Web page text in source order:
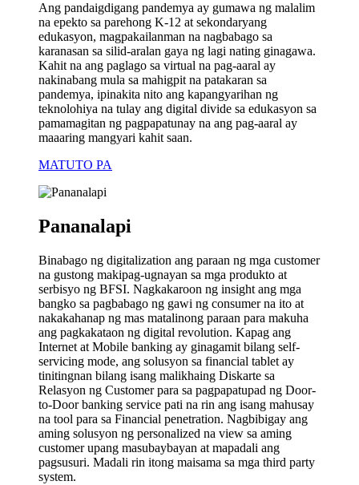
Ang pandaigdigang pandemya ay gumawa ng malalim
na epekto sa parehong K-12 at sekondaryang
edukasyon, magpakailanman na nagbabago sa
karanasan sa silid-aralan gaya ng lagi nating ginagawa.
Kahit na ang paglago sa virtual na pag-aaral ay
nakinabang mula sa mahigpit na patakaran sa
pandemya, ipinakita nito ang kapangyarihan ng
teknolohiya na tulay ang digital divide sa edukasyon sa
pamamagitan ng pagpapatunay na ang pag-aaral ay
maaaring mangyari kahit saan.
MATUTO PA
Pananalapi
Binabago ng digitalization ang paraan ng mga customer
na gustong makipag-ugnayan sa mga produkto at
serbisyo ng BFSI. Nagkakaroon ng insight ang mga
bangko sa pagbabago ng gawi ng consumer na ito at
nakakahanap ng mas matalinong paraan para makuha
ang pagkakataon ng digital revolution. Kapag ang
Internet at Mobile banking ay ginagamit bilang self-
servicing mode, ang solusyon sa financial tablet ay
tinitingnan bilang isang malikhaing Diskarte sa
Relasyon ng Customer para sa pagpapatupad ng Door-
to-Door banking service pati na rin ang isang mahusay
na tool para sa Financial penetration. Nagbibigay ang
aming solusyon ng personalized na view sa aming
customer upang masubaybayan at mapadali ang
pagsusuri. Madali rin itong maisama sa mga third party
system.